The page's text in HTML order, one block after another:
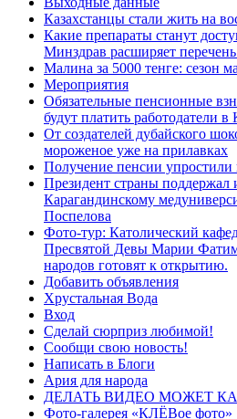
Казахстанцы стали жить на
Какие препараты станут
Минздрав расширяет перечень
Малина за 5000 тенге: сезон
Мероприятия
Обязательные пенсионные
будут платить работодатели в
От создателей дубайского
мороженое уже на прилавках
Получение пенсии упростили
Президент страны поддержал
Карагандинскому
Поспелова
Фото-тур: Католический
Пресвятой Девы Марии
народов готовят к открытию.
Добавить объявления
Хрустальная Вода
Вход
Сделай сюрприз любимой!
Сообщи свою новость!
Написать в Блоги
Ария для народа
ДЕЛАТЬ ВИДЕО МОЖЕТ
Фото-галерея «КЛЁВое фото»